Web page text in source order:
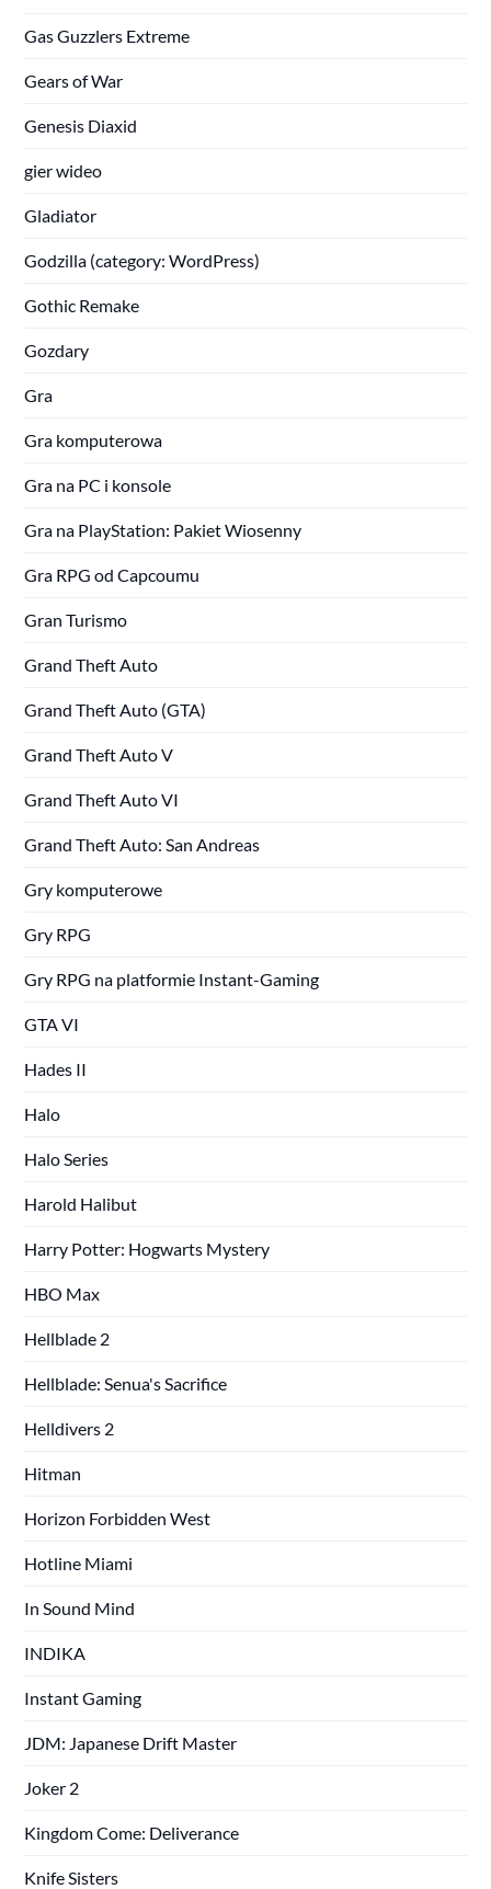
Gas Guzzlers Extreme
Gears of War
Genesis Diaxid
gier wideo
Gladiator
Godzilla (category: WordPress)
Gothic Remake
Gozdary
Gra
Gra komputerowa
Gra na PC i konsole
Gra na PlayStation: Pakiet Wiosenny
Gra RPG od Capcoumu
Gran Turismo
Grand Theft Auto
Grand Theft Auto (GTA)
Grand Theft Auto V
Grand Theft Auto VI
Grand Theft Auto: San Andreas
Gry komputerowe
Gry RPG
Gry RPG na platformie Instant-Gaming
GTA VI
Hades II
Halo
Halo Series
Harold Halibut
Harry Potter: Hogwarts Mystery
HBO Max
Hellblade 2
Hellblade: Senua's Sacrifice
Helldivers 2
Hitman
Horizon Forbidden West
Hotline Miami
In Sound Mind
INDIKA
Instant Gaming
JDM: Japanese Drift Master
Joker 2
Kingdom Come: Deliverance
Knife Sisters